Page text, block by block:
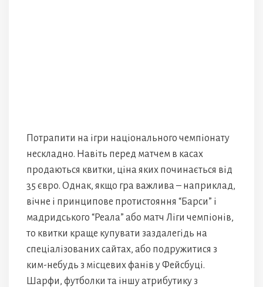
Потрапити на ігри національного чемпіонату
нескладно. Навіть перед матчем в касах
продаються квитки, ціна яких починається від
35 євро. Однак, якщо гра важлива – наприклад,
вічне і принципове протистояння “Барси” і
мадридського “Реала” або матч Ліги чемпіонів,
то квитки краще купувати заздалегідь на
спеціалізованих сайтах, або подружитися з
ким-небудь з місцевих фанів у Фейсбуці.
Шарфи, футболки та іншу атрибутику з